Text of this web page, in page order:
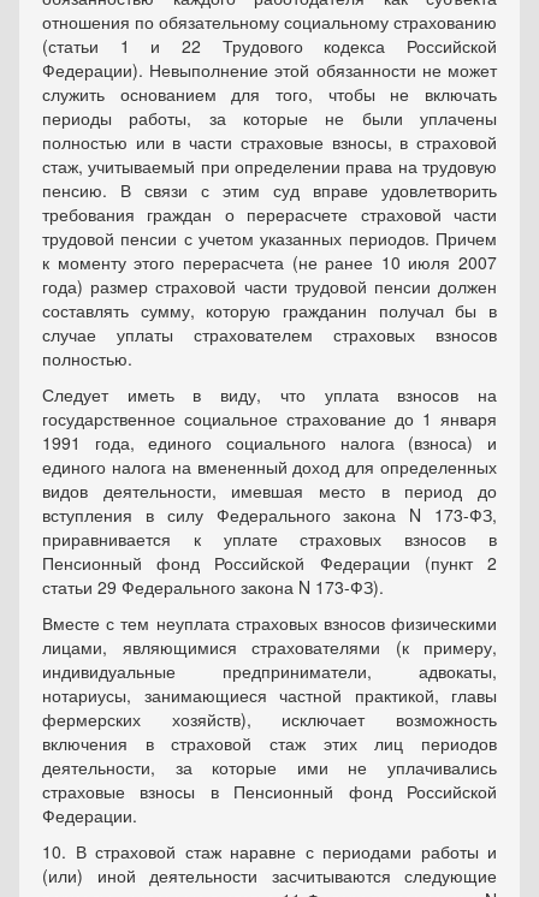
отношения по обязательному социальному страхованию
(статьи 1 и 22 Трудового кодекса Российской
Федерации). Невыполнение этой обязанности не может
служить основанием для того, чтобы не включать
периоды работы, за которые не были уплачены
полностью или в части страховые взносы, в страховой
стаж, учитываемый при определении права на трудовую
пенсию. В связи с этим суд вправе удовлетворить
требования граждан о перерасчете страховой части
трудовой пенсии с учетом указанных периодов. Причем
к моменту этого перерасчета (не ранее 10 июля 2007
года) размер страховой части трудовой пенсии должен
составлять сумму, которую гражданин получал бы в
случае уплаты страхователем страховых взносов
полностью.
Следует иметь в виду, что уплата взносов на
государственное социальное страхование до 1 января
1991 года, единого социального налога (взноса) и
единого налога на вмененный доход для определенных
видов деятельности, имевшая место в период до
вступления в силу Федерального закона N 173-ФЗ,
приравнивается к уплате страховых взносов в
Пенсионный фонд Российской Федерации (пункт 2
статьи 29 Федерального закона N 173-ФЗ).
Вместе с тем неуплата страховых взносов физическими
лицами, являющимися страхователями (к примеру,
индивидуальные предприниматели, адвокаты,
нотариусы, занимающиеся частной практикой, главы
фермерских хозяйств), исключает возможность
включения в страховой стаж этих лиц периодов
деятельности, за которые ими не уплачивались
страховые взносы в Пенсионный фонд Российской
Федерации.
10. В страховой стаж наравне с периодами работы и
(или) иной деятельности засчитываются следующие